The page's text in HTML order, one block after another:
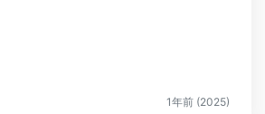
1年前 (2025)